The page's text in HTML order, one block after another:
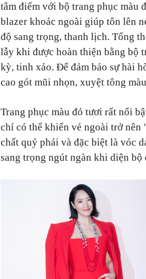
tâm điểm với bộ trang phục màu
blazer khoác ngoài giúp tôn lên
độ sang trọng, thanh lịch. Tổng
lẫy khi được hoàn thiện bằng bộ
kỳ, tinh xảo. Để đảm bảo sự hài
cao gót mũi nhọn, xuyệt tông
Trang phục màu đỏ tươi rất nổi
chí có thể khiến vẻ ngoài trở nên
chất quý phái và đặc biệt là vóc
sang trọng ngút ngàn khi diện bộ